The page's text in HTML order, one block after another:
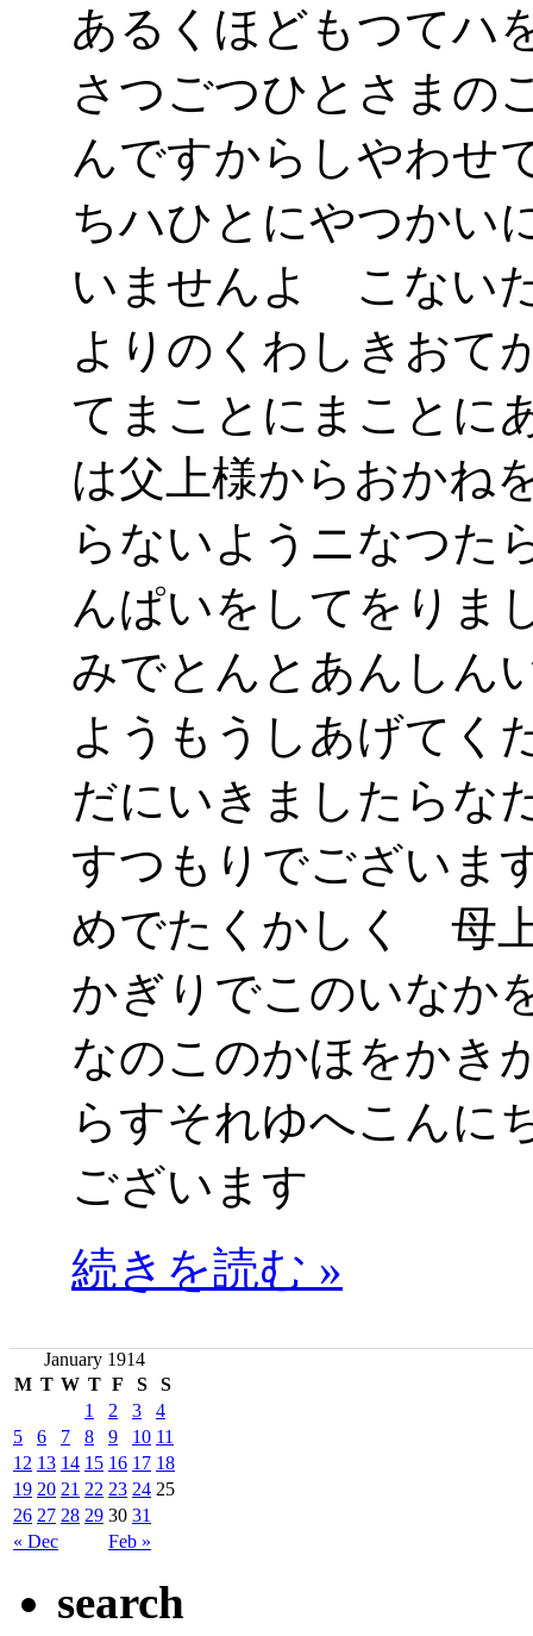
あるくほどもつてハ
さつごつひとさまの
んですからしやわ
ちハひとにやつかい
いませんよ こない
よりのくわしきおて
てまことにまこと
は父上様からおかね
らないようニなつた
んぱいをしてをりま
みでとんとあんしん
ようもうしあげて
だにいきましたらな
すつもりでござい
めでたくかしく
かぎりでこのいなか
なのこのかほをかき
らすそれゆへこんに
ございます
続きを読む »
January 1914
M T W T F S S
« Dec Feb »
1 2 3
4
5
6 7 8 9 10 11
12 13 14 15 16 17 18
19 20 21 22 23 24 25
26 27 28 29 30 31
search